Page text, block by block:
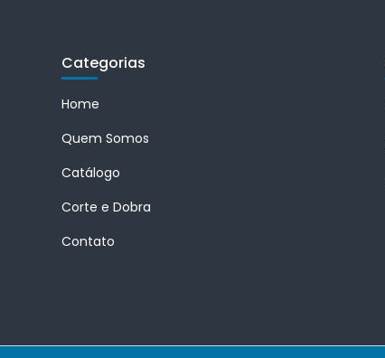
Categorias
Home
Quem Somos
Catálogo
Corte e Dobra
Contato